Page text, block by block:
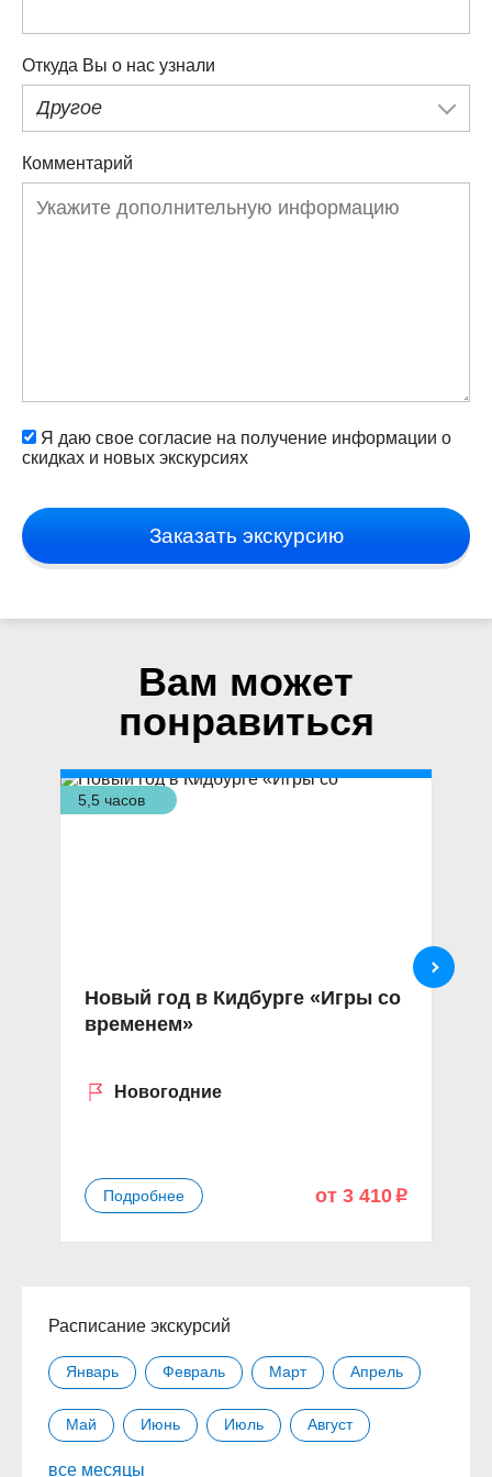
Откуда Вы о нас узнали
Другое
Комментарий
Я даю свое согласие на получение информации о
скидках и новых экскурсиях
Заказать экскурсию
Вам может
понравиться
5,5 часов
Новый год в Кидбурге «Игры со
временем»
Новогодние
Подробнее от 3 410 p
Расписание экскурсий
Январь Февраль Март Апрель
Май Июнь Июль Август
все месяцы